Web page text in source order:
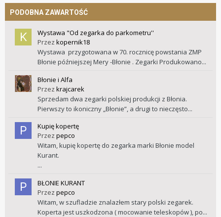
PODOBNA ZAWARTOŚĆ
Wystawa "Od zegarka do parkometru''
Przez kopernik18
Wystawa przygotowana w 70. rocznicę powstania ZMP
Błonie późniejszej Mery -Błonie . Zegarki Produkowano...
Błonie i Alfa
Przez krajcarek
Sprzedam dwa zegarki polskiej produkcji z Błonia.
Pierwszy to ikoniczny „Błonie”, a drugi to nieczęsto...
Kupię kopertę
Przez pepco
Witam, kupię kopertę do zegarka marki Błonie model
Kurant.
...
BŁONIE KURANT
Przez pepco
Witam, w szufladzie znalazłem stary polski zegarek.
Koperta jest uszkodzona ( mocowanie teleskopów ), po...